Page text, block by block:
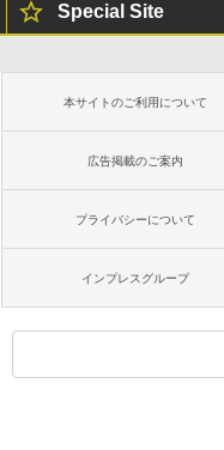
Special Site
本サイトのご利用について
広告掲載のご案内
プライバシーについて
インプレスグループ